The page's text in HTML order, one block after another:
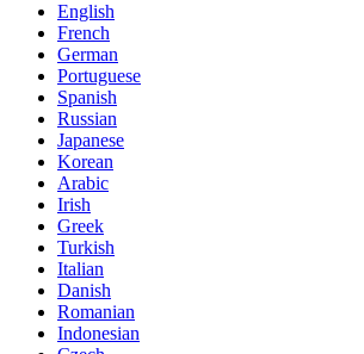
English
French
German
Portuguese
Spanish
Russian
Japanese
Korean
Arabic
Irish
Greek
Turkish
Italian
Danish
Romanian
Indonesian